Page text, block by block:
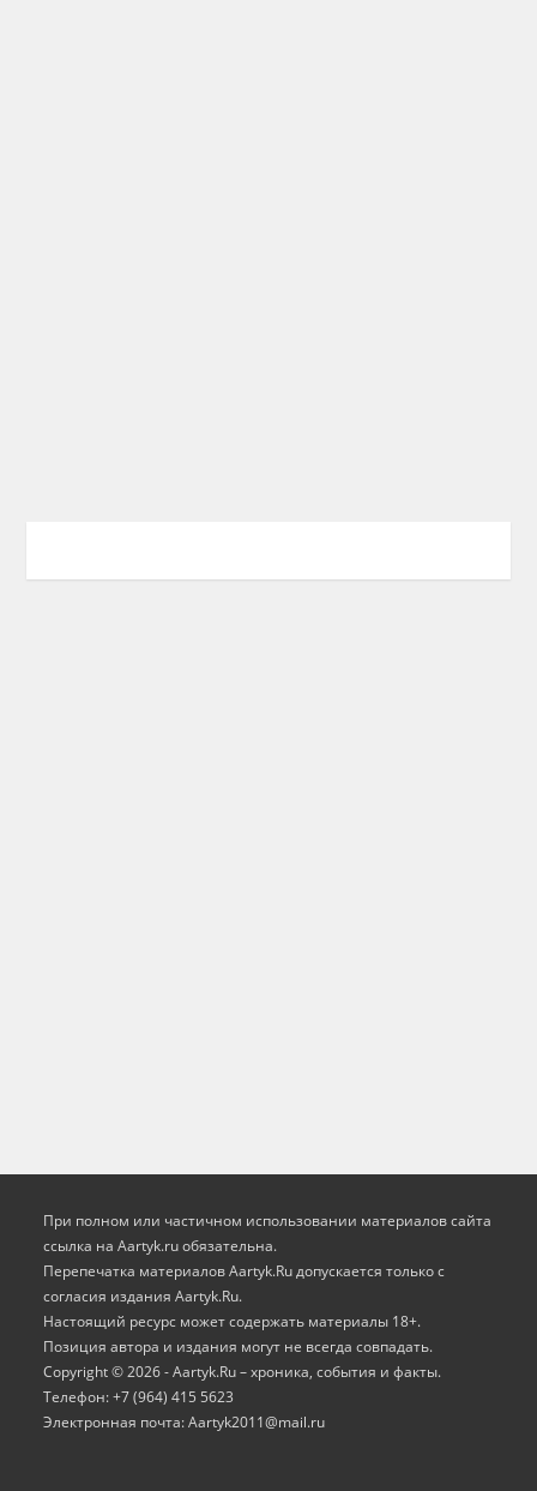
При полном или частичном использовании материалов сайта
ссылка на Aartyk.ru oбязательна.
Перепечатка материалов Aartyk.Ru допускается только с
согласия издания Aartyk.Ru.
Настоящий ресурс может содержать материалы 18+.
Позиция автора и издания могут не всегда совпадать.
Copyright © 2026 - Aartyk.Ru – хроника, события и факты.
Телефон: +7 (964) 415 5623
Электронная почта: Aartyk2011@mail.ru